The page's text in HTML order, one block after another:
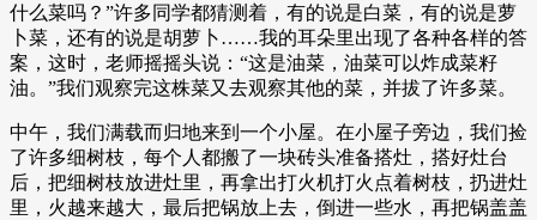
什么菜吗？”许多同学都猜测着，有的说是白菜，有的说是萝
卜菜，还有的说是胡萝卜……我的耳朵里出现了各种各样的答
案，这时，老师摇摇头说：“这是油菜，油菜可以炸成菜籽
油。”我们观察完这株菜又去观察其他的菜，并拔了许多菜。
中午，我们满载而归地来到一个小屋。在小屋子旁边，我们捡
了许多细树枝，每个人都搬了一块砖头准备搭灶，搭好灶台
后，把细树枝放进灶里，再拿出打火机打火点着树枝，扔进灶
里，火越来越大，最后把锅放上去，倒进一些水，再把锅盖盖